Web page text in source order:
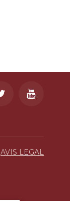
AVIS LEGAL